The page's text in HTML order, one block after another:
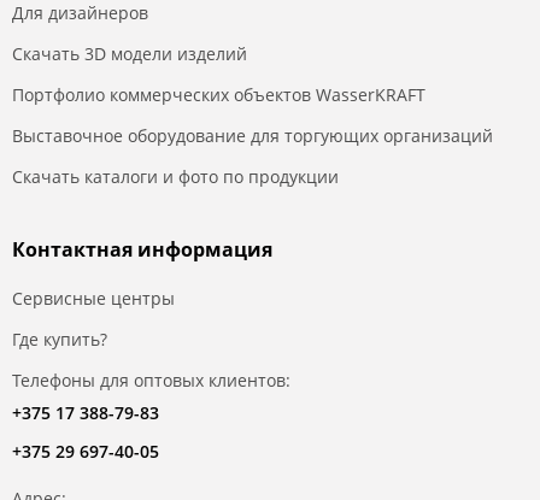
Для дизайнеров
Скачать 3D модели изделий
Портфолио коммерческих объектов WasserKRAFT
Выставочное оборудование для торгующих организаций
Скачать каталоги и фото по продукции
Контактная информация
Сервисные центры
Где купить?
Телефоны для оптовых клиентов:
+375 17 388-79-83
+375 29 697-40-05